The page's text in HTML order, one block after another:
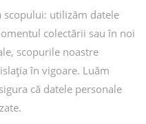
utilizăm datele
colectării sau în noi
scopurile noastre
în vigoare. Luăm
că datele personale